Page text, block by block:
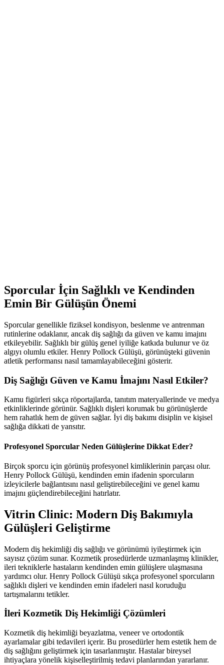
Sporcular İçin Sağlıklı ve Kendinden
Emin Bir Gülüşün Önemi
Sporcular genellikle fiziksel kondisyon, beslenme ve antrenman
rutinlerine odaklanır, ancak diş sağlığı da güven ve kamu imajını
etkileyebilir. Sağlıklı bir gülüş genel iyiliğe katkıda bulunur ve öz
algıyı olumlu etkiler. Henry Pollock Gülüşü, görünüşteki güvenin
atletik performansı nasıl tamamlayabileceğini gösterir.
Diş Sağlığı Güven ve Kamu İmajını Nasıl Etkiler?
Kamu figürleri sıkça röportajlarda, tanıtım materyallerinde ve medya
etkinliklerinde görünür. Sağlıklı dişleri korumak bu görünüşlerde
hem rahatlık hem de güven sağlar. İyi diş bakımı disiplin ve kişisel
sağlığa dikkati de yansıtır.
Profesyonel Sporcular Neden Gülüşlerine Dikkat Eder?
Birçok sporcu için görünüş profesyonel kimliklerinin parçası olur.
Henry Pollock Gülüşü, kendinden emin ifadenin sporcuların
izleyicilerle bağlantısını nasıl geliştirebileceğini ve genel kamu
imajını güçlendirebileceğini hatırlatır.
Vitrin Clinic: Modern Diş Bakımıyla
Gülüşleri Geliştirme
Modern diş hekimliği diş sağlığı ve görünümü iyileştirmek için
sayısız çözüm sunar. Kozmetik prosedürlerde uzmanlaşmış klinikler,
ileri tekniklerle hastaların kendinden emin gülüşlere ulaşmasına
yardımcı olur. Henry Pollock Gülüşü sıkça profesyonel sporcuların
sağlıklı dişleri ve kendinden emin ifadeleri nasıl koruduğu
tartışmalarını tetikler.
İleri Kozmetik Diş Hekimliği Çözümleri
Kozmetik diş hekimliği beyazlatma, veneer ve ortodontik
ayarlamalar gibi tedavileri içerir. Bu prosedürler hem estetik hem de
diş sağlığını geliştirmek için tasarlanmıştır. Hastalar bireysel
ihtiyaçlara yönelik kişiselleştirilmiş tedavi planlarından yararlanır.